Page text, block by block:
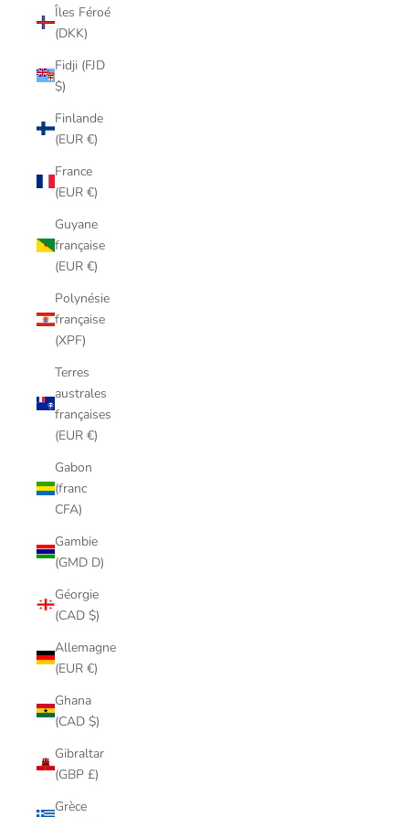
Îles Féroé
(DKK)
Fidji (FJD
$)
Finlande
(EUR €)
France
(EUR €)
Guyane
française
(EUR €)
Polynésie
française
(XPF)
Terres
australes
françaises
(EUR €)
Gabon
(franc
CFA)
Gambie
(GMD D)
Géorgie
(CAD $)
Allemagne
(EUR €)
Ghana
(CAD $)
Gibraltar
(GBP £)
Grèce